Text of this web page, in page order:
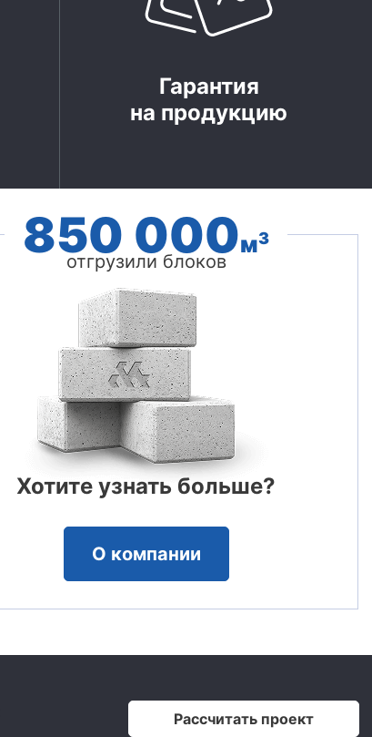
Гарантия
на продукцию
850 000м3
отгрузили блоков
Хотите узнать больше?
О компании
Рассчитать проект